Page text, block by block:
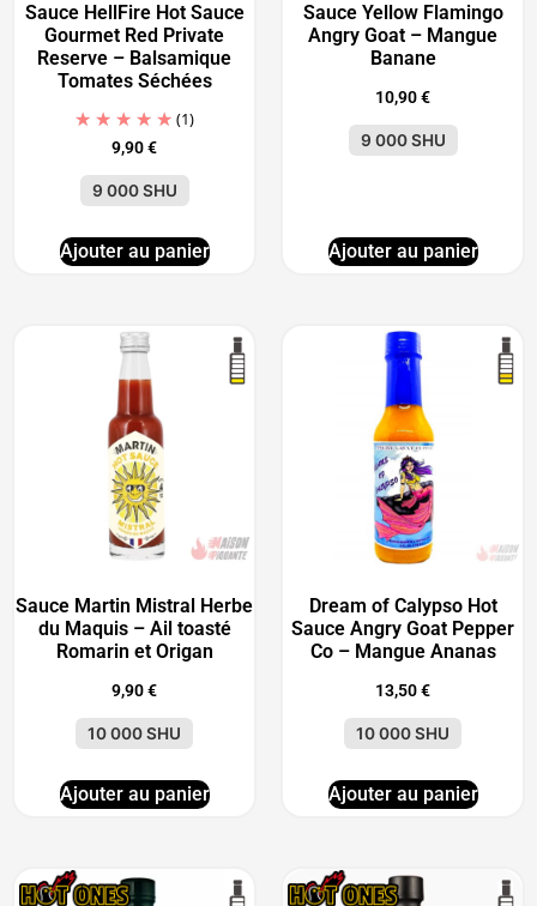
Sauce HellFire Hot Sauce
Gourmet Red Private
Reserve – Balsamique
Tomates Séchées
(1)
9,90€
9 000 SHU
Ajouter au panier
Sauce Yellow Flamingo
Angry Goat – Mangue
Banane
10,90€
9 000 SHU
Ajouter au panier
Sauce Martin Mistral Herbe
du Maquis – Ail toasté
Romarin et Origan
9,90€
10 000 SHU
Ajouter au panier
Dream of Calypso Hot
Sauce Angry Goat Pepper
Co – Mangue Ananas
13,50€
10 000 SHU
Ajouter au panier